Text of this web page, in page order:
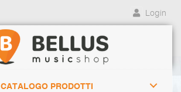
Login
CATALOGO PRODOTTI